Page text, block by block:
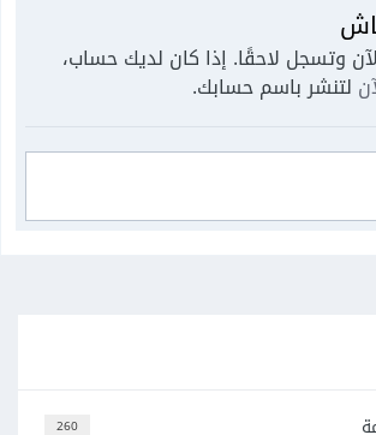
وتسجل لاحقًا. إذا كان لديك حساب،
لتنشر باسم حسابك.
260